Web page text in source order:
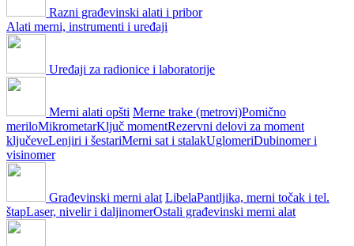
Razni građevinski alati i pribor
Alati merni, instrumenti i uređaji
Uređaji za radionice i laboratorije
Merni alati opšti Merne trake (metrovi)Pomično
meriloMikrometarKljuč momentRezervni delovi za moment
ključeveLenjiri i šestariMerni sat i stalakUglomeriDubinomer i
visinomer
Građevinski merni alat LibelaPantljika, merni točak i tel.
štapLaser, nivelir i daljinomerOstali građevinski merni alat